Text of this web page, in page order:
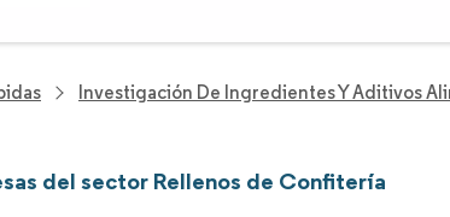
Investigación De Ingredientes Y Aditivos
del sector Rellenos de Confitería